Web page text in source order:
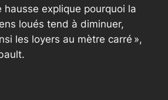
hausse explique pourquoi la
loués tend à diminuer,
les loyers au mètre carré »,